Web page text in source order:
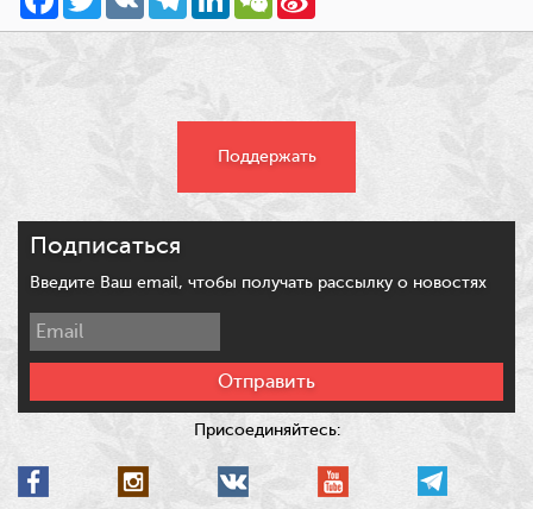
Поддержать
Подписаться
Введите Ваш email, чтобы получать рассылку о новостях
Отправить
Присоединяйтесь: